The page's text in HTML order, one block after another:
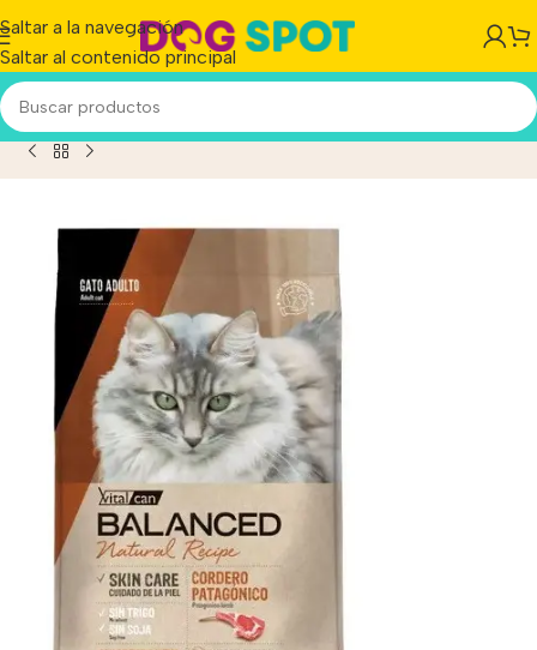
Saltar a la navegación
Saltar al contenido principal
Balanced Natural Recipe Gato Adulto Cordero X 15kg